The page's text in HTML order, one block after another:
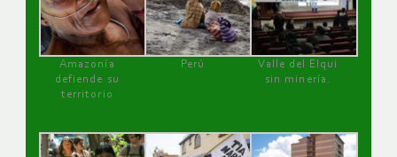
Amazonía
defiende su
territorio
Perú
Valle del Elqui
sin minería.